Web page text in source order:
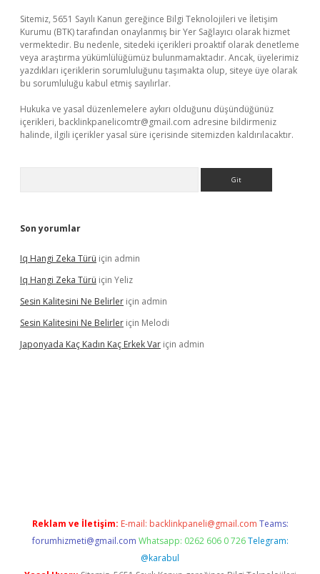
Sitemiz, 5651 Sayılı Kanun gereğince Bilgi Teknolojileri ve İletişim
Kurumu (BTK) tarafından onaylanmış bir Yer Sağlayıcı olarak hizmet
vermektedir. Bu nedenle, sitedeki içerikleri proaktif olarak denetleme
veya araştırma yükümlülüğümüz bulunmamaktadır. Ancak, üyelerimiz
yazdıkları içeriklerin sorumluluğunu taşımakta olup, siteye üye olarak
bu sorumluluğu kabul etmiş sayılırlar.
Hukuka ve yasal düzenlemelere aykırı olduğunu düşündüğünüz
içerikleri, backlinkpanelicomtr@gmail.com adresine bildirmeniz
halinde, ilgili içerikler yasal süre içerisinde sitemizden kaldırılacaktır.
Son yorumlar
Iq Hangi Zeka Türü için admin
Iq Hangi Zeka Türü için Yeliz
Sesin Kalitesini Ne Belirler için admin
Sesin Kalitesini Ne Belirler için Melodi
Japonyada Kaç Kadın Kaç Erkek Var için admin
Reklam ve İletişim: E-mail: backlinkpaneli@gmail.com Teams:
forumhizmeti@gmail.com Whatsapp: 0262 606 0 726 Telegram:
@karabul